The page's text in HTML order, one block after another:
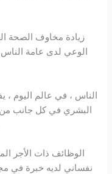
الوعي لدى عامة
الناس ، في عالم اليوم ،
البشري في كل جانب من
نفساني لديه خبرة